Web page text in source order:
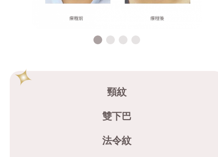
頸紋
雙下巴
法令紋